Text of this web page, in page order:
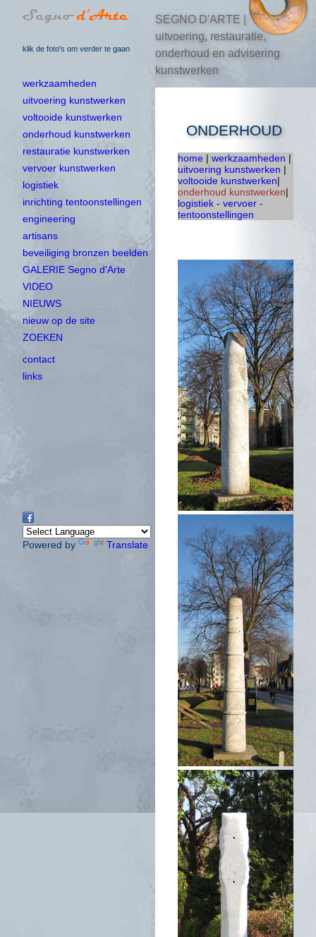
klik de foto's om verder te gaan
SEGNO D'ARTE |
uitvoering, restauratie,
onderhoud en advisering
kunstwerken
werkzaamheden
uitvoering kunstwerken
voltooide kunstwerken
onderhoud kunstwerken
restauratie kunstwerken
vervoer kunstwerken
logistiek
inrichting tentoonstellingen
engineering
artisans
beveiliging bronzen beelden
GALERIE Segno d'Arte
VIDEO
NIEUWS
nieuw op de site
ZOEKEN
contact
links
Powered by Translate
ONDERHOUD
home | werkzaamheden |
uitvoering kunstwerken |
voltooide kunstwerken|
onderhoud kunstwerken|
logistiek - vervoer -
tentoonstellingen